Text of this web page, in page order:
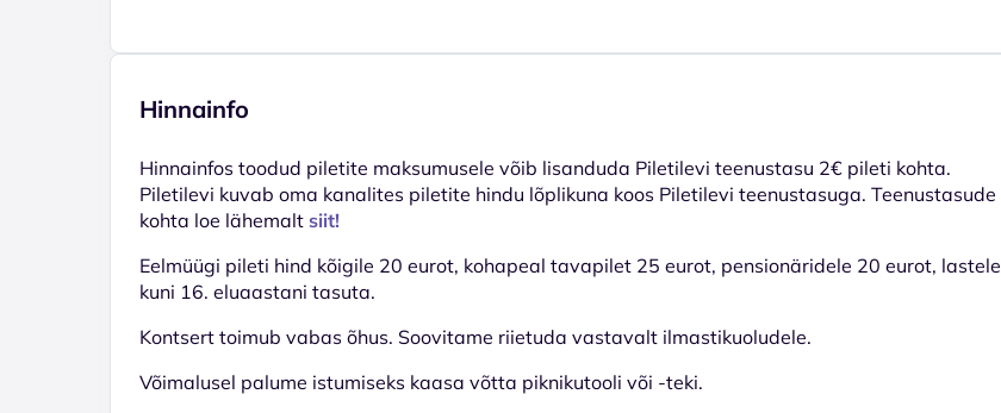
Hinnainfo
Hinnainfos toodud piletite maksumusele võib lisanduda Piletilevi teenustasu 2€ pileti kohta.
Piletilevi kuvab oma kanalites piletite hindu lõplikuna koos Piletilevi teenustasuga. Teenustasude
kohta loe lähemalt siit!
Eelmüügi pileti hind kõigile 20 eurot, kohapeal tavapilet 25 eurot, pensionäridele 20 eurot, lastele
kuni 16. eluaastani tasuta.
Kontsert toimub vabas õhus. Soovitame riietuda vastavalt ilmastikuoludele.
Võimalusel palume istumiseks kaasa võtta piknikutooli või -teki.